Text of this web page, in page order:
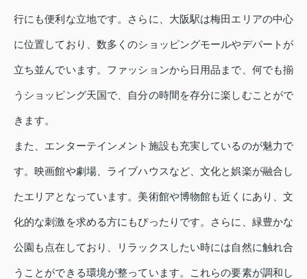
行にも便利な立地です。さらに、大阪駅は梅田エリアの中心
に位置しており、数多くのショッピングモールやデパートが
立ち並んでいます。ファッションから日用品まで、何でも揃
うショッピング天国で、自分の時間を存分に楽しむことがで
きます。
また、エンターテインメント施設も充実しているのが魅力で
す。映画館や劇場、ライブハウスなど、文化と娯楽が融合し
たエリアとなっています。美術館や博物館も近くにあり、文
化的な刺激を求める方にもぴったりです。さらに、緑豊かな
公園も点在しており、リラックスしたい時には自然に触れ合
うことができる環境が整っています。これらの要素が調和し